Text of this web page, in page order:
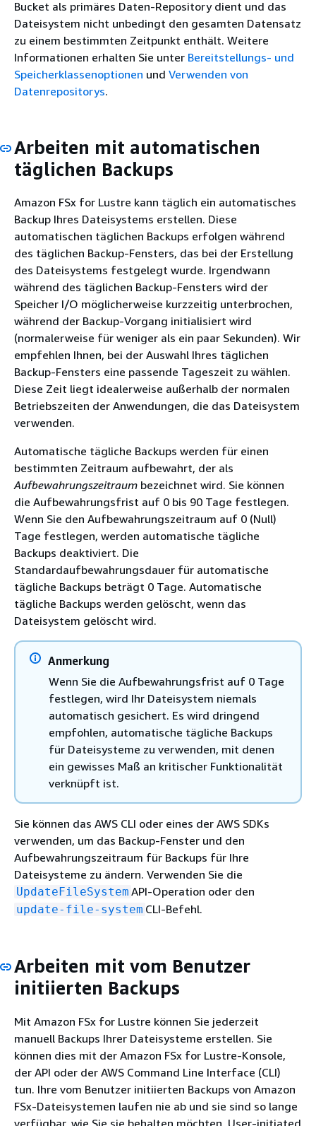
Bucket als primäres Daten-Repository dient und das
Dateisystem nicht unbedingt den gesamten Datensatz
zu einem bestimmten Zeitpunkt enthält. Weitere
Informationen erhalten Sie unter Bereitstellungs- und
Speicherklassenoptionen und Verwenden von
Datenrepositorys.
Arbeiten mit automatischen
täglichen Backups
Amazon FSx for Lustre kann täglich ein automatisches
Backup Ihres Dateisystems erstellen. Diese
automatischen täglichen Backups erfolgen während
des täglichen Backup-Fensters, das bei der Erstellung
des Dateisystems festgelegt wurde. Irgendwann
während des täglichen Backup-Fensters wird der
Speicher I/O möglicherweise kurzzeitig unterbrochen,
während der Backup-Vorgang initialisiert wird
(normalerweise für weniger als ein paar Sekunden). Wir
empfehlen Ihnen, bei der Auswahl Ihres täglichen
Backup-Fensters eine passende Tageszeit zu wählen.
Diese Zeit liegt idealerweise außerhalb der normalen
Betriebszeiten der Anwendungen, die das Dateisystem
verwenden.
Automatische tägliche Backups werden für einen
bestimmten Zeitraum aufbewahrt, der als
Aufbewahrungszeitraum bezeichnet wird. Sie können
die Aufbewahrungsfrist auf 0 bis 90 Tage festlegen.
Wenn Sie den Aufbewahrungszeitraum auf 0 (Null)
Tage festlegen, werden automatische tägliche
Backups deaktiviert. Die
Standardaufbewahrungsdauer für automatische
tägliche Backups beträgt 0 Tage. Automatische
tägliche Backups werden gelöscht, wenn das
Dateisystem gelöscht wird.
Anmerkung
Wenn Sie die Aufbewahrungsfrist auf 0 Tage
festlegen, wird Ihr Dateisystem niemals
automatisch gesichert. Es wird dringend
empfohlen, automatische tägliche Backups
für Dateisysteme zu verwenden, mit denen
ein gewisses Maß an kritischer Funktionalität
verknüpft ist.
Sie können das AWS CLI oder eines der AWS SDKs
verwenden, um das Backup-Fenster und den
Aufbewahrungszeitraum für Backups für Ihre
Dateisysteme zu ändern. Verwenden Sie die
UpdateFileSystem API-Operation oder den
update-file-system CLI-Befehl.
Arbeiten mit vom Benutzer
initiierten Backups
Mit Amazon FSx for Lustre können Sie jederzeit
manuell Backups Ihrer Dateisysteme erstellen. Sie
können dies mit der Amazon FSx for Lustre-Konsole,
der API oder der AWS Command Line Interface (CLI)
tun. Ihre vom Benutzer initiierten Backups von Amazon
FSx-Dateisystemen laufen nie ab und sie sind so lange
verfügbar, wie Sie sie behalten möchten. User-initiated